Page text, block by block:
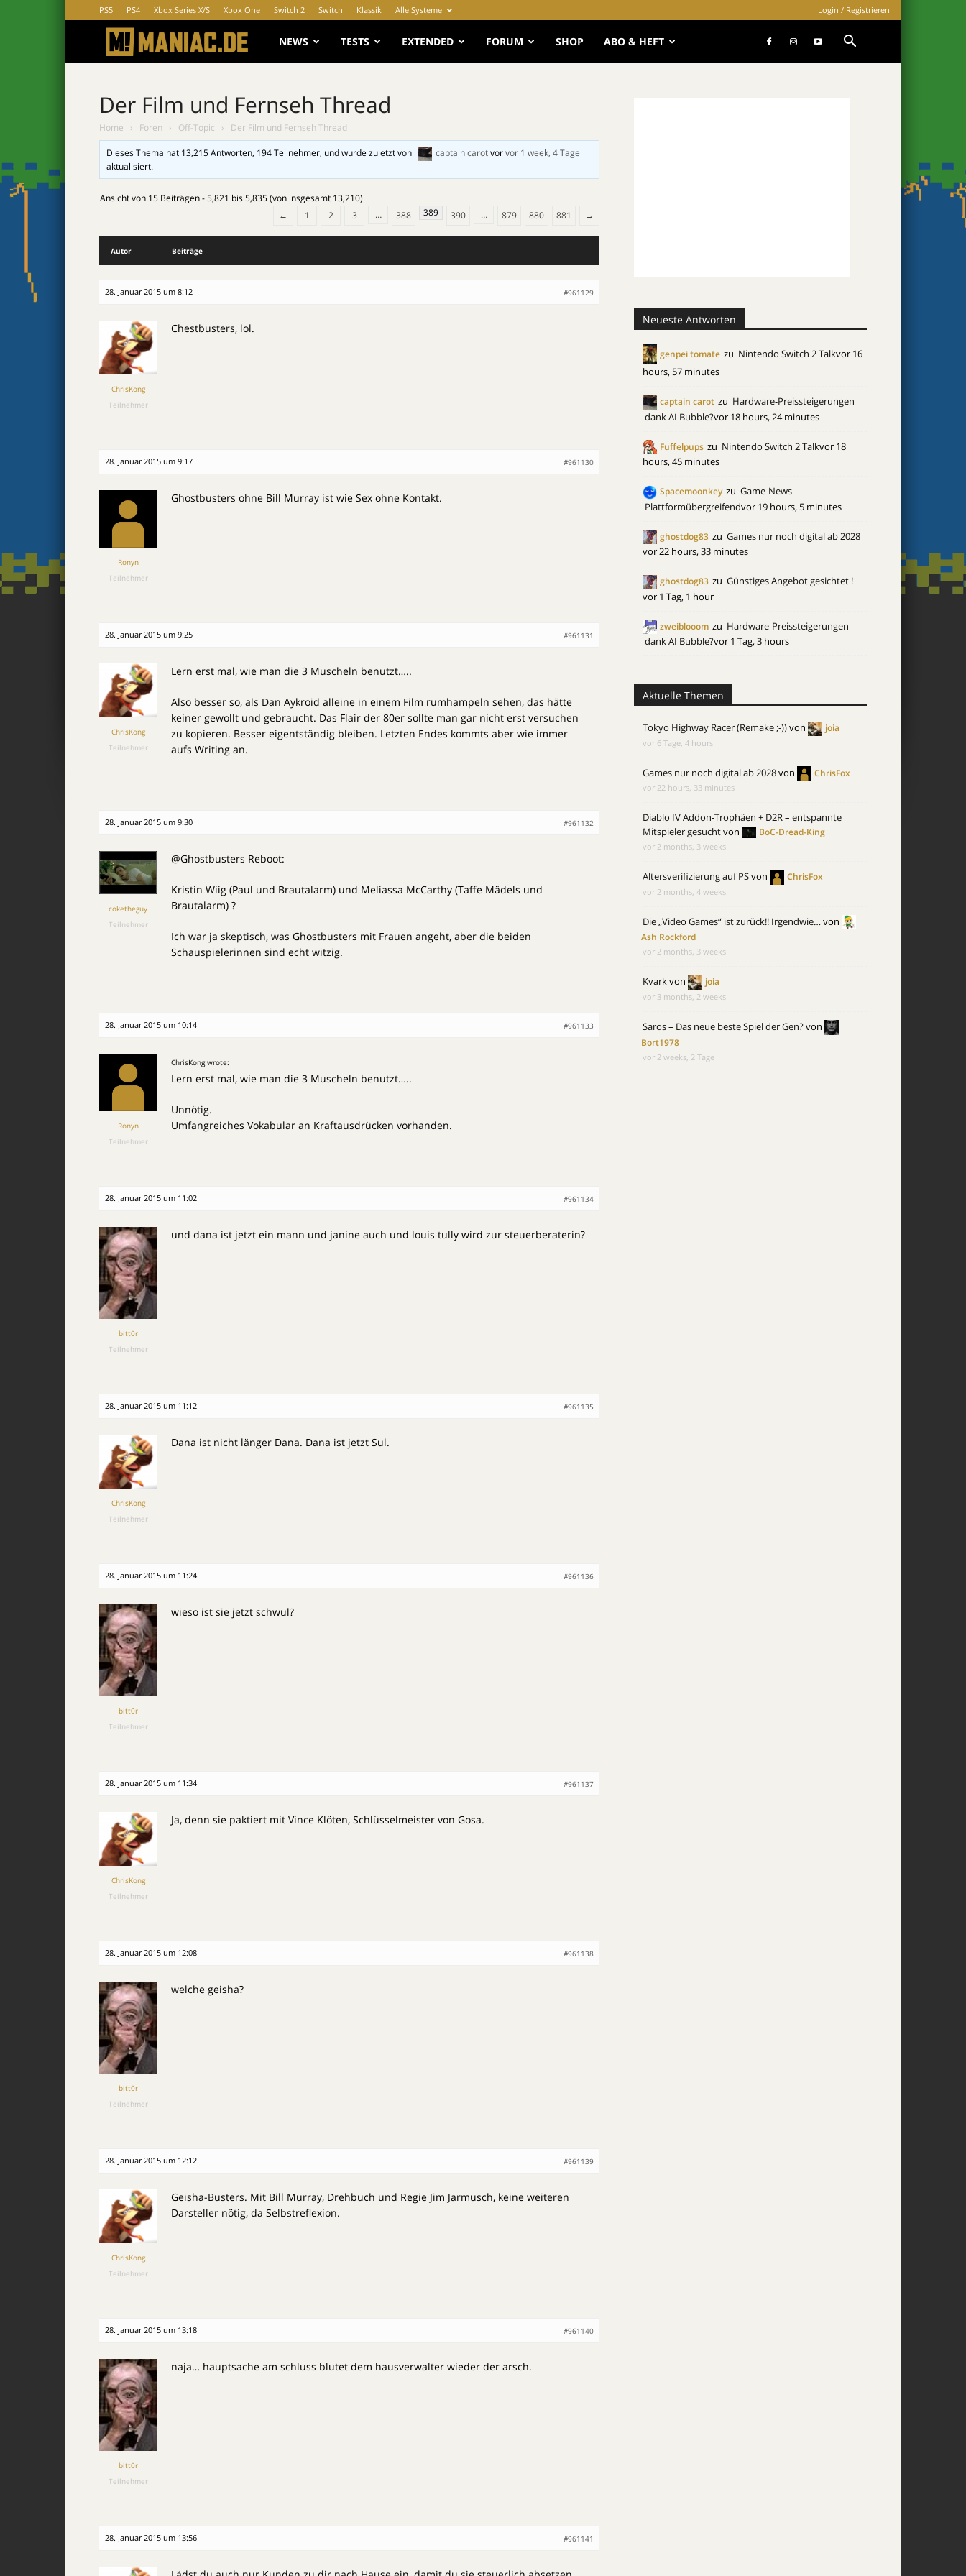
PS5 PS4 Xbox Series X/S Xbox One Switch 2 Switch Klassik Alle Systeme Login / Registrieren
MANIAC.de
NEWS TESTS EXTENDED FORUM SHOP ABO & HEFT
Der Film und Fernseh Thread
Home › Foren › Off-Topic › Der Film und Fernseh Thread
Dieses Thema hat 13,215 Antworten, 194 Teilnehmer, und wurde zuletzt von captain carotvorvor 1 week, 4 Tage
aktualisiert.
Ansicht von 15 Beiträgen - 5,821 bis 5,835 (von insgesamt 13,210)
←
1 2 3 … 388 389 390 … 879 880 881 →
Autor Beiträge
28. Januar 2015 um 8:12 #961129
ChrisKong
Teilnehmer
Chestbusters, lol.
28. Januar 2015 um 9:17 #961130
Ronyn
Teilnehmer
Ghostbusters ohne Bill Murray ist wie Sex ohne Kontakt.
28. Januar 2015 um 9:25 #961131
ChrisKong
Teilnehmer
Lern erst mal, wie man die 3 Muscheln benutzt…..
Also besser so, als Dan Aykroid alleine in einem Film rumhampeln sehen, das hätte
keiner gewollt und gebraucht. Das Flair der 80er sollte man gar nicht erst versuchen
zu kopieren. Besser eigentständig bleiben. Letzten Endes kommts aber wie immer
aufs Writing an.
28. Januar 2015 um 9:30 #961132
coketheguy
Teilnehmer
@Ghostbusters Reboot:
Kristin Wiig (Paul und Brautalarm) und Meliassa McCarthy (Taffe Mädels und
Brautalarm) ?
Ich war ja skeptisch, was Ghostbusters mit Frauen angeht, aber die beiden
Schauspielerinnen sind echt witzig.
28. Januar 2015 um 10:14 #961133
Ronyn
Teilnehmer
ChrisKong wrote:
Lern erst mal, wie man die 3 Muscheln benutzt…..
Unnötig.
Umfangreiches Vokabular an Kraftausdrücken vorhanden.
28. Januar 2015 um 11:02 #961134
bitt0r
Teilnehmer
und dana ist jetzt ein mann und janine auch und louis tully wird zur steuerberaterin?
28. Januar 2015 um 11:12 #961135
ChrisKong
Teilnehmer
Dana ist nicht länger Dana. Dana ist jetzt Sul.
28. Januar 2015 um 11:24 #961136
bitt0r
Teilnehmer
wieso ist sie jetzt schwul?
28. Januar 2015 um 11:34 #961137
ChrisKong
Teilnehmer
Ja, denn sie paktiert mit Vince Klöten, Schlüsselmeister von Gosa.
28. Januar 2015 um 12:08 #961138
bitt0r
Teilnehmer
welche geisha?
28. Januar 2015 um 12:12 #961139
ChrisKong
Teilnehmer
Geisha-Busters. Mit Bill Murray, Drehbuch und Regie Jim Jarmusch, keine weiteren
Darsteller nötig, da Selbstreflexion.
28. Januar 2015 um 13:18 #961140
bitt0r
Teilnehmer
naja… hauptsache am schluss blutet dem hausverwalter wieder der arsch.
28. Januar 2015 um 13:56 #961141
Neueste Antworten
genpei tomate zu Nintendo Switch 2 Talkvor 16
hours, 57 minutes
captain carot zu Hardware-Preissteigerungen
dank AI Bubble?vor 18 hours, 24 minutes
Fuffelpups zu Nintendo Switch 2 Talkvor 18
hours, 45 minutes
Spacemoonkey zu Game-News-
Plattformübergreifendvor 19 hours, 5 minutes
ghostdog83 zu Games nur noch digital ab 2028
vor 22 hours, 33 minutes
ghostdog83 zu Günstiges Angebot gesichtet !
vor 1 Tag, 1 hour
zweiblooom zu Hardware-Preissteigerungen
dank AI Bubble?vor 1 Tag, 3 hours
Aktuelle Themen
Tokyo Highway Racer (Remake ;-))von joia
vor 6 Tage, 4 hours
Games nur noch digital ab 2028von ChrisFox
vor 22 hours, 33 minutes
Diablo IV Addon-Trophäen + D2R – entspannte
Mitspieler gesuchtvon BoC-Dread-King
vor 2 months, 3 weeks
Altersverifizierung auf PSvon ChrisFox
vor 2 months, 4 weeks
Die „Video Games“ ist zurück!! Irgendwie…von
Ash Rockford
vor 2 months, 3 weeks
Kvarkvon joia
vor 3 months, 2 weeks
Saros – Das neue beste Spiel der Gen?von
Bort1978
vor 2 weeks, 2 Tage